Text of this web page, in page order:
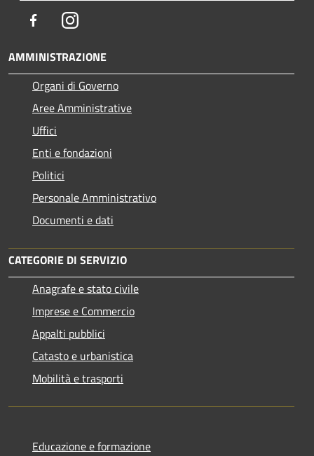
FacebookInstagram
AMMINISTRAZIONE
Organi di Governo
Aree Amministrative
Uffici
Enti e fondazioni
Politici
Personale Amministrativo
Documenti e dati
CATEGORIE DI SERVIZIO
Anagrafe e stato civile
Imprese e Commercio
Appalti pubblici
Catasto e urbanistica
Mobilità e trasporti
Educazione e formazione